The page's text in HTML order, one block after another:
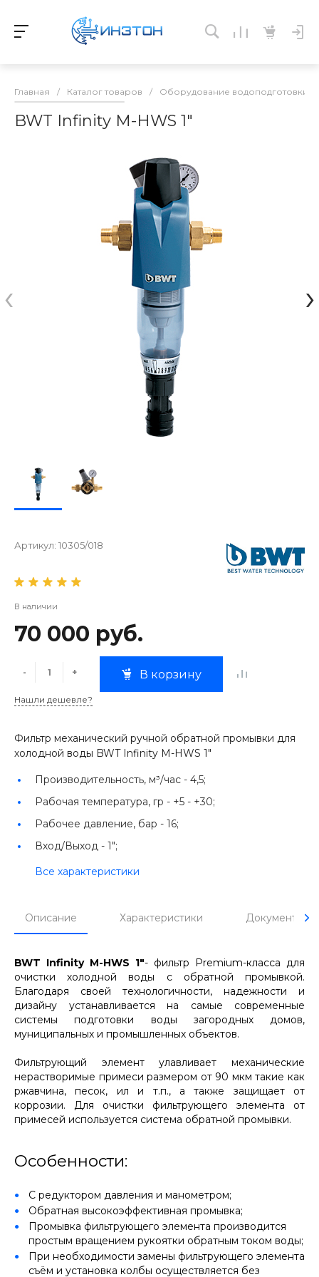
Главная / Каталог товаров / Оборудование водоподготовки и
BWT Infinity M-HWS 1"
‹ ›
Артикул: 10305/018
В наличии
70 000 руб.
- + В корзину
Нашли дешевле?
Фильтр механический ручной обратной промывки для
холодной воды BWT Infinity M-HWS 1"
Производительность, м³/час - 4,5;
Рабочая температура, гр - +5 - +30;
Рабочее давление, бар - 16;
Вход/Выход - 1";
Все характеристики
Описание Характеристики Документы
BWT Infinity M-HWS 1"- фильтр Premium-класса для
очистки холодной воды с обратной промывкой.
Благодаря своей технологичности, надежности и
дизайну устанавливается на самые современные
системы подготовки воды загородных домов,
муниципальных и промышленных объектов.
Фильтрующий элемент улавливает механические
нерастворимые примеси размером от 90 мкм такие как
ржавчина, песок, ил и т.п., а также защищает от
коррозии. Для очистки фильтрующего элемента от
примесей используется система обратной промывки.
Особенности:
С редуктором давления и манометром;
Обратная высокоэффективная промывка;
Промывка фильтрующего элемента производится
простым вращением рукоятки обратным током воды;
При необходимости замены фильтрующего элемента
съём и установка колбы осуществляется без